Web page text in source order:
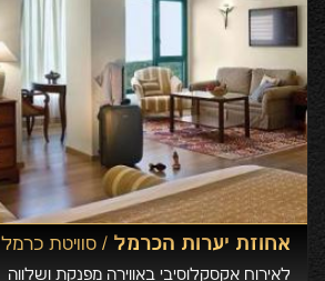
אחוזת יערות הכרמל / סוויטת כרמל
לאירוח אקסקלוסיבי באווירה מפנקת ושלווה